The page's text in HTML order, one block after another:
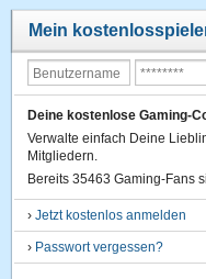
Mein
Deine kostenlose Gaming-
Verwalte einfach Deine
Mitgliedern.
Bereits 35463 Gaming-Fans
›Jetzt kostenlos anmelden
› Passwort vergessen?